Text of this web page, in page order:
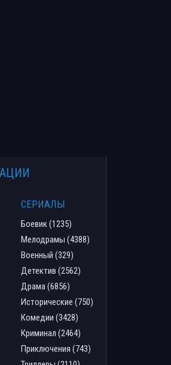
СЕРИАЛЫ
Боевик (1235)
Мелодрамы (4388)
Военный (329)
Детектив (2562)
Драма (6856)
Исторические (750)
Комедии (3428)
Криминал (2464)
Приключения (743)